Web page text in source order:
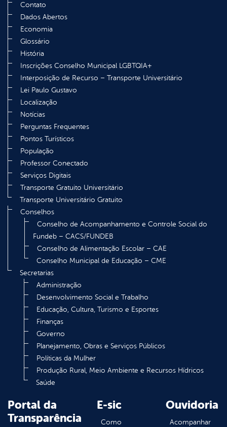
Contato
Dados Abertos
Economia
Glossário
História
Inscrições Conselho Municipal LGBTQIA+
Interposição de Recurso – Transporte Universitário
Lei Paulo Gustavo
Localização
Notícias
Perguntas Frequentes
Pontos Turísticos
População
Professor Conectado
Serviços Digitais
Transporte Gratuito Universitário
Transporte Universitário Gratuito
Conselhos
Conselho de Acompanhamento e Controle Social do
Fundeb – CACS/FUNDEB
Conselho de Alimentação Escolar – CAE
Conselho Municipal de Educação – CME
Secretarias
Administração
Desenvolvimento Social e Trabalho
Educação, Cultura, Turismo e Esportes
Finanças
Governo
Planejamento, Obras e Serviços Públicos
Políticas da Mulher
Produção Rural, Meio Ambiente e Recursos Hídricos
Saúde
Portal da
Transparência
E-sic
Como
Ouvidoria
Acompanhar